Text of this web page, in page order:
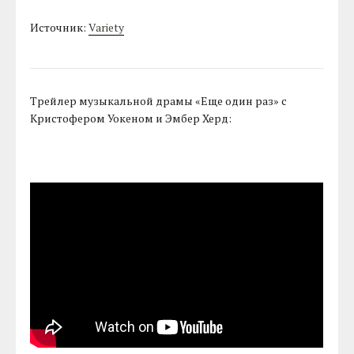
Источник:Variety
Трейлер музыкальной драмы «Еще один раз» с
Кристофером Уокеном и Эмбер Херд: